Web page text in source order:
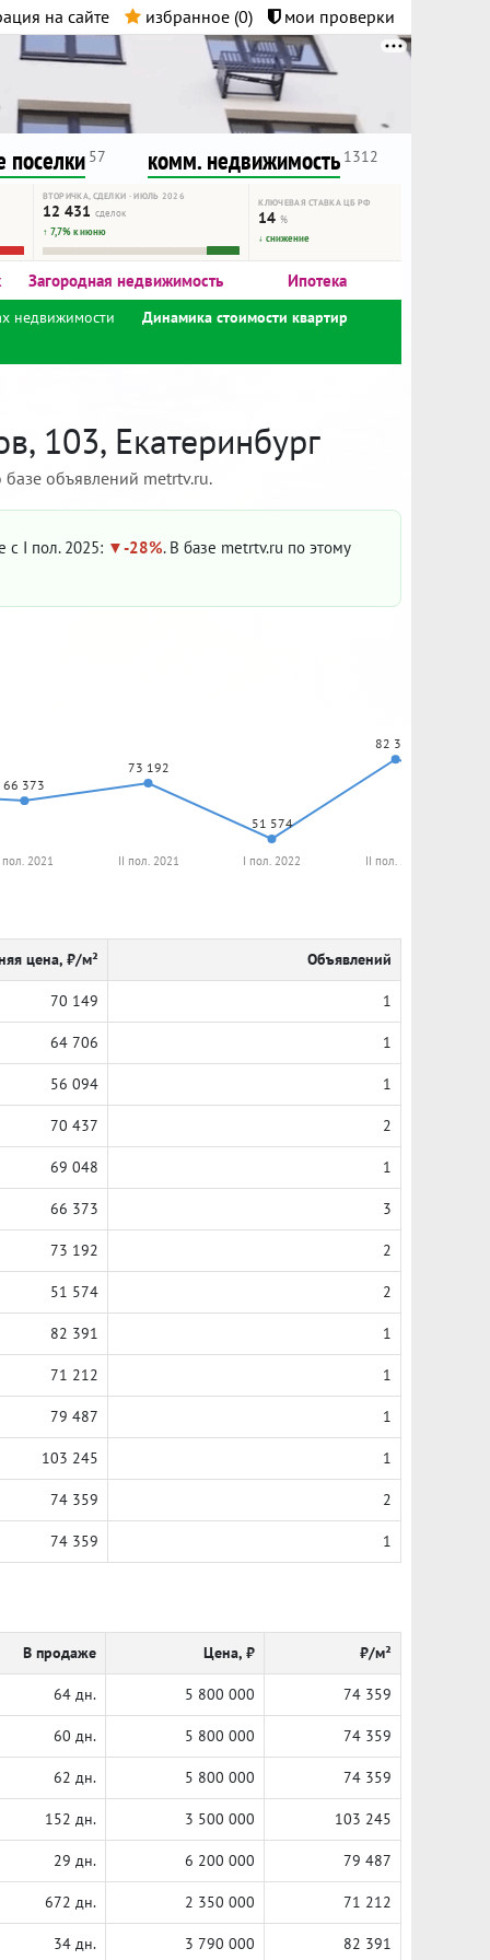
на сайте избранное (0) мои проверки
поселки 57 комм. недвижимость 1312
ВТОРИЧКА, СДЕЛКИ · ИЮЛЬ 2026
12 431 сделок
↑ 7,7% к июню
КЛЮЧЕВАЯ СТАВКА ЦБ РФ
14%
↓ снижение
Загородная недвижимость Ипотека
недвижимости Динамика стоимости квартир
103, Екатеринбург
объявлений metrtv.ru.
с I пол. 2025: -28%. В базе metrtv.ru по этому
66 373
73 192
51 574
82 391
2021 II пол. 2021 I пол. 2022 II пол. 2022
цена, ₽/м² Объявлений
70 149 1
64 706 1
56 094 1
70 437 2
69 048 1
66 373 3
73 192 2
51 574 2
82 391 1
71 212 1
79 487 1
103 245 1
74 359 2
74 359 1
В продаже Цена, ₽ ₽/м²
64 дн. 5 800 000 74 359
60 дн. 5 800 000 74 359
62 дн. 5 800 000 74 359
152 дн. 3 500 000 103 245
29 дн. 6 200 000 79 487
672 дн. 2 350 000 71 212
34 дн. 3 790 000 82 391